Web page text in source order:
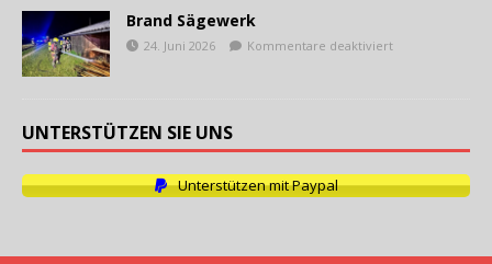
Brand Sägewerk
24. Juni 2026 Kommentare deaktiviert
UNTERSTÜTZEN SIE UNS
Unterstützen mit Paypal